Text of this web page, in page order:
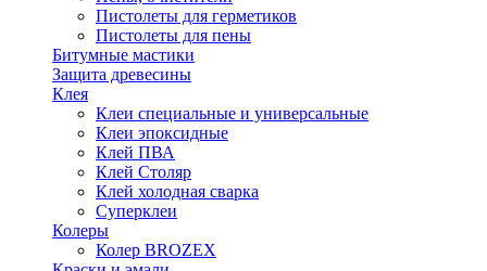
Пистолеты для герметиков
Пистолеты для пены
Битумные мастики
Защита древесины
Клея
Клеи специальные и универсальные
Клеи эпоксидные
Клей ПВА
Клей Столяр
Клей холодная сварка
Суперклеи
Колеры
Колер BROZEX